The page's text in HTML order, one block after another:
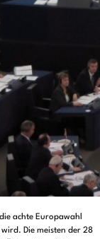
achte Europawahl
Die meisten der 28